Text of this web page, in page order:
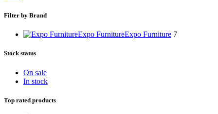
Filter by Brand
Expo FurnitureExpo Furniture 7
Stock status
On sale
In stock
Top rated products